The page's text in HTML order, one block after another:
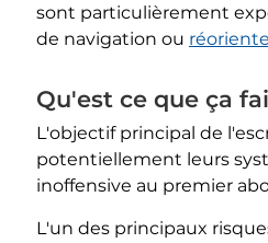
sont particulièrement
de navigation ou
Qu'est ce que ça
L'objectif principal de
potentiellement leurs
inoffensive au premier
L'un des principaux